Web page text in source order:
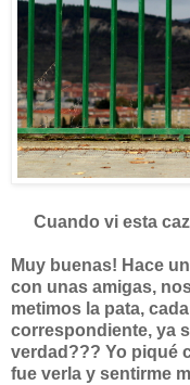
Cuando vi esta
Muy buenas! Hace
con unas amigas,
metimos la pata,
correspondiente, ya
verdad??? Yo piqué
fue verla y sentirme